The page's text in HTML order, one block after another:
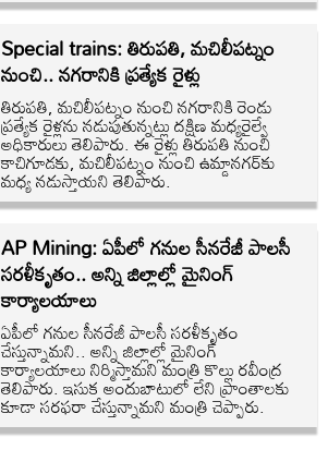
Special trains: తిరుపతి, మచిలీపట్నం
నుంచి.. నగరానికి ప్రత్యేక రైళ్లు
తిరుపతి, మచిలీపట్నం నుంచి నగరానికి రెండు
ప్రత్యేక రైళ్లను నడుపుతున్నట్లు దక్షిణ మధ్యరైల్వే
అధికారులు తెలిపారు. ఈ రైళ్లు తిరుపతి నుంచి
కాచిగూడకు, మచిలీపట్నం నుంచి ఉమ్డానగర్‌కు
మధ్య నడుస్తాయని తెలిపారు.
AP Mining: ఏపీలో గనుల సీనరేజీ పాలసీ
సరళీకృతం.. అన్ని జిల్లాల్లో మైనింగ్
కార్యాలయాలు
ఏపీలో గనుల సీనరేజీ పాలసీ సరళీకృతం
చేస్తున్నామని.. అన్ని జిల్లాల్లో మైనింగ్
కార్యాలయాలు నిర్మిస్తామని మంత్రి కొల్లు రవీంద్ర
తెలిపారు. ఇసుక అందుబాటులో లేని ప్రాంతాలకు
కూడా సరఫరా చేస్తున్నామని మంత్రి చెప్పారు.